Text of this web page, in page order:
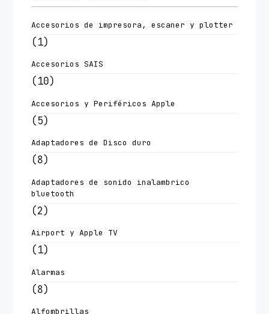
Accesorios de impresora, escaner y plotter
(1)
Accesorios SAIS
(10)
Accesorios y Periféricos Apple
(5)
Adaptadores de Disco duro
(8)
Adaptadores de sonido inalambrico
bluetooth
(2)
Airport y Apple TV
(1)
Alarmas
(8)
Alfombrillas